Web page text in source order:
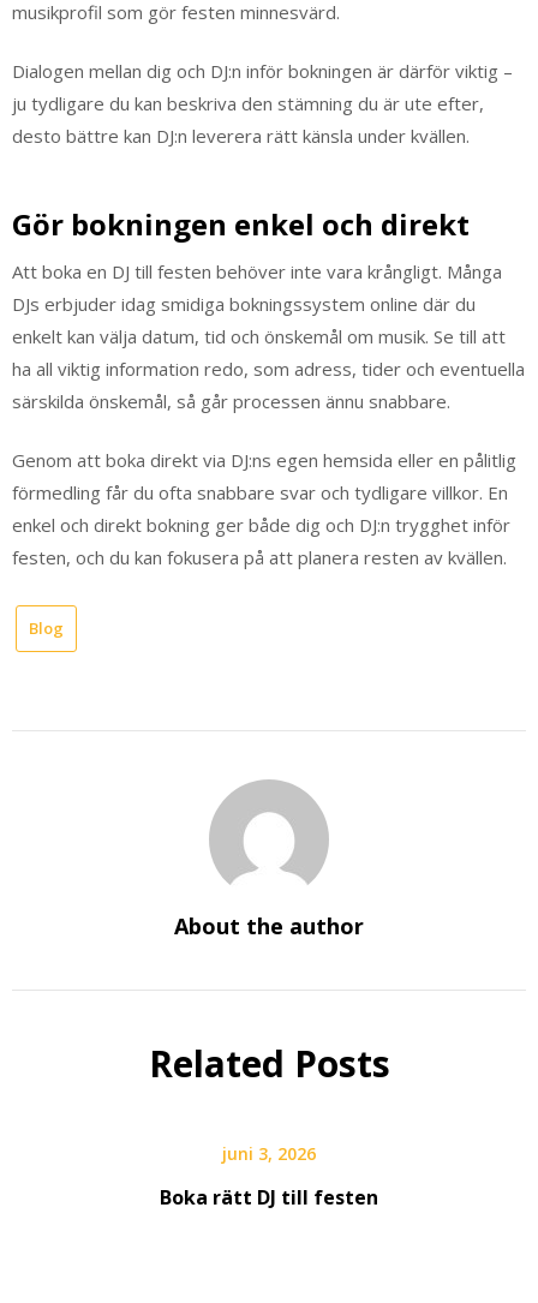
musikprofil som gör festen minnesvärd.
Dialogen mellan dig och DJ:n inför bokningen är därför viktig –
ju tydligare du kan beskriva den stämning du är ute efter,
desto bättre kan DJ:n leverera rätt känsla under kvällen.
Gör bokningen enkel och direkt
Att boka en DJ till festen behöver inte vara krångligt. Många
DJs erbjuder idag smidiga bokningssystem online där du
enkelt kan välja datum, tid och önskemål om musik. Se till att
ha all viktig information redo, som adress, tider och eventuella
särskilda önskemål, så går processen ännu snabbare.
Genom att boka direkt via DJ:ns egen hemsida eller en pålitlig
förmedling får du ofta snabbare svar och tydligare villkor. En
enkel och direkt bokning ger både dig och DJ:n trygghet inför
festen, och du kan fokusera på att planera resten av kvällen.
Blog
About the author
Related Posts
juni 3, 2026
Boka rätt DJ till festen